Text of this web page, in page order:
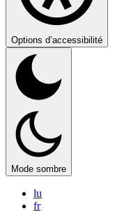
Options d’accessibilité
Mode sombre
lu
fr